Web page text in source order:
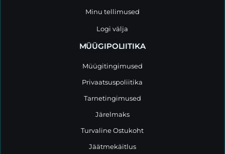
Minu tellimused
Logi välja
MÜÜGIPOLIITIKA
Müügitingimused
Privaatsuspoliitika
Tarnetingimused
Järelmaks
Turvaline Ostukoht
Jäätmekäitlus